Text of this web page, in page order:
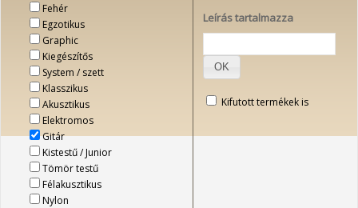
Fehér
Egzotikus
Graphic
Kiegészítős
System / szett
Klasszikus
Akusztikus
Elektromos
Gitár
Kistestű / Junior
Tömör testű
Félakusztikus
Nylon
Leírás tartalmazza
OK
Kifutott termékek is